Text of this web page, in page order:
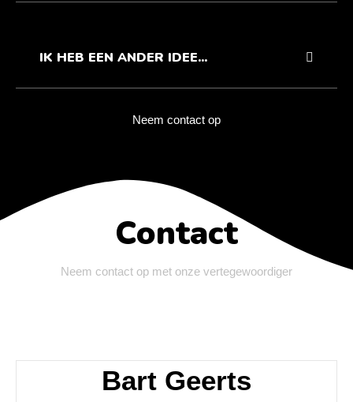
IK HEB EEN ANDER IDEE...
Neem contact op
Contact
Neem contact op met onze vertegewoordiger
Bart Geerts